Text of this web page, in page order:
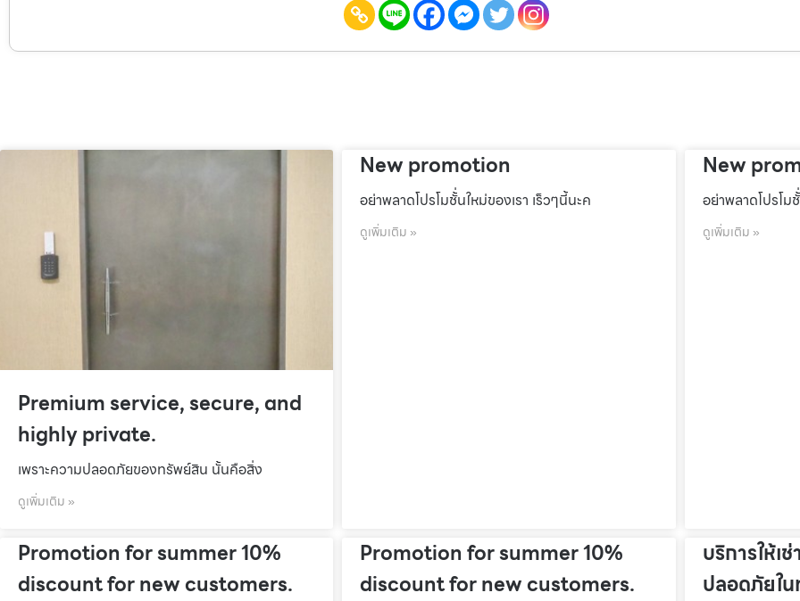
Premium service, secure, and
highly private.
เพราะความปลอดภัยของทรัพย์สิน นั้นคือสิ่ง
ดูเพิ่มเติม »
New promotion
อย่าพลาดโปรโมชั้่นใหม่ของเรา เร็วๆนี้นะค
ดูเพิ่มเติม »
New
อย่าพลาดโปรโม
ดูเพิ่มเติม »
Promotion for summer 10%
discount for new customers.
Promotion for summer 10%
discount for new customers.
บริการให้เ
ปลอดภัยใ